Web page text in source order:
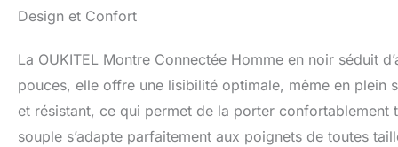
votre cadran
élégant.
【Un
une charge de 2
vous permet de
Design et Confort
La OUKITEL Montre Connectée Homme en noir séduit
pouces, elle offre une lisibilité optimale, même en
et résistant, ce qui permet de la porter
souple s’adapte parfaitement aux poignets de toutes